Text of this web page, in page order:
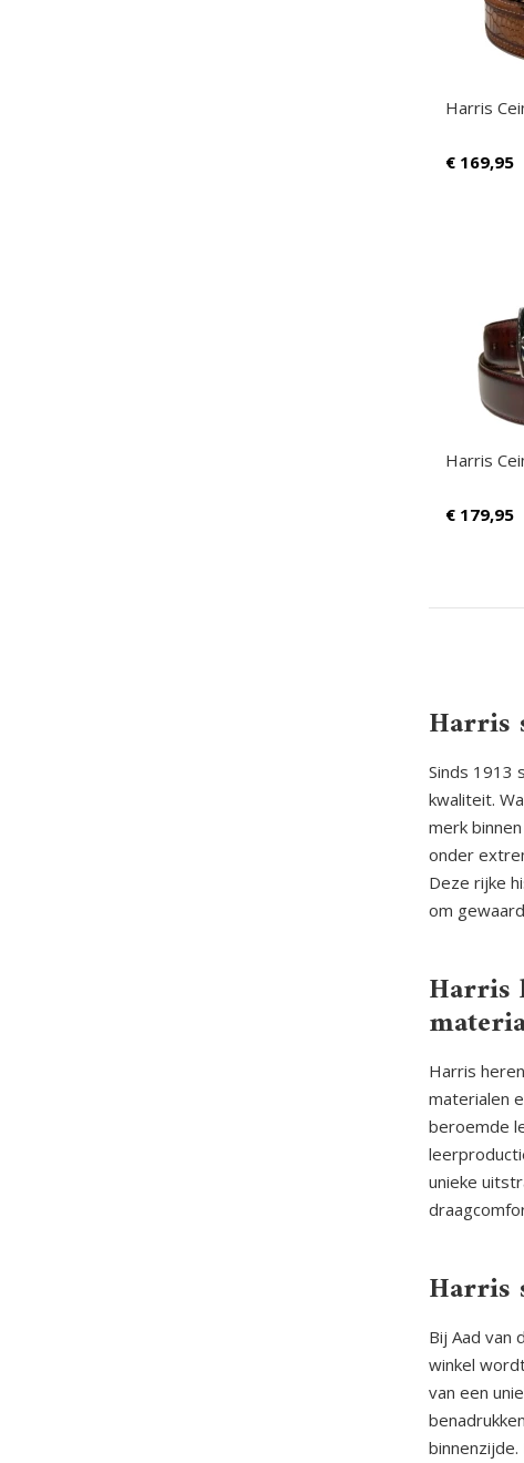
Harris
€ 169,95
Harris
€ 179,95
Harris
Sinds 1913
kwaliteit.
merk
onder
Deze rijke
om
Harris
Harris
materialen
beroemde
unieke
Harris
Bij Aad van
winkel
van een